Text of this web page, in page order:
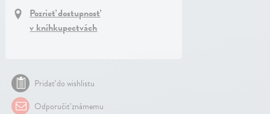
Pozrieť dostupnosť
v kníhkupectvách
Pridať do wishlistu
Odporučiť známemu